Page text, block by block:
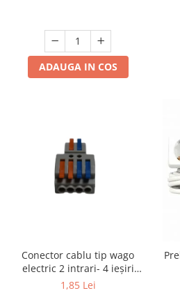
ADAUGA IN COS
Conector cablu tip wago
electric 2 intrari- 4 ieșiri
.Reglete 2 intrari 4 ieșiri
1,85 Lei